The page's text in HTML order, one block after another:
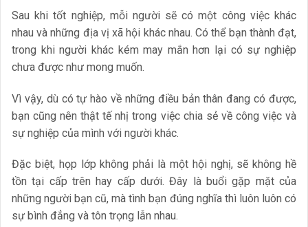
Sau khi tốt nghiệp, mỗi người sẽ có một công việc khác
nhau và những địa vị xã hội khác nhau. Có thể bạn thành đạt,
trong khi người khác kém may mắn hơn lại có sự nghiệp
chưa được như mong muốn.
Vì vậy, dù có tự hào về những điều bản thân đang có được,
bạn cũng nên thật tế nhị trong việc chia sẻ về công việc và
sự nghiệp của mình với người khác.
Đặc biệt, họp lớp không phải là một hội nghị, sẽ không hề
tồn tại cấp trên hay cấp dưới. Đây là buổi gặp mặt của
những người bạn cũ, mà tình bạn đúng nghĩa thì luôn luôn có
sự bình đẳng và tôn trọng lẫn nhau.